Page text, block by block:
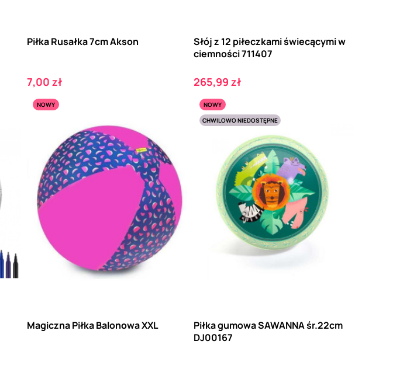
Piłka Rusałka 7cm Akson
Cena
7,00 zł
Słój z 12 piłeczkami świecącymi w
ciemności 711407
Cena
265,99 zł
NOWY
Magiczna Piłka Balonowa XXL
NOWY
CHWILOWO NIEDOSTĘPNE
Piłka gumowa SAWANNA śr.22cm
DJ00167